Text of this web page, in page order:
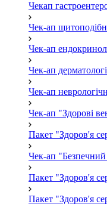
Чекап
Чек-ап
Чек-ап
Чек-ап
Чек-ап
Чек-ап "Здорові
Пакет "Здоров'я
Чек-ап
Пакет "Здоров'я
Пакет "Здоров'я